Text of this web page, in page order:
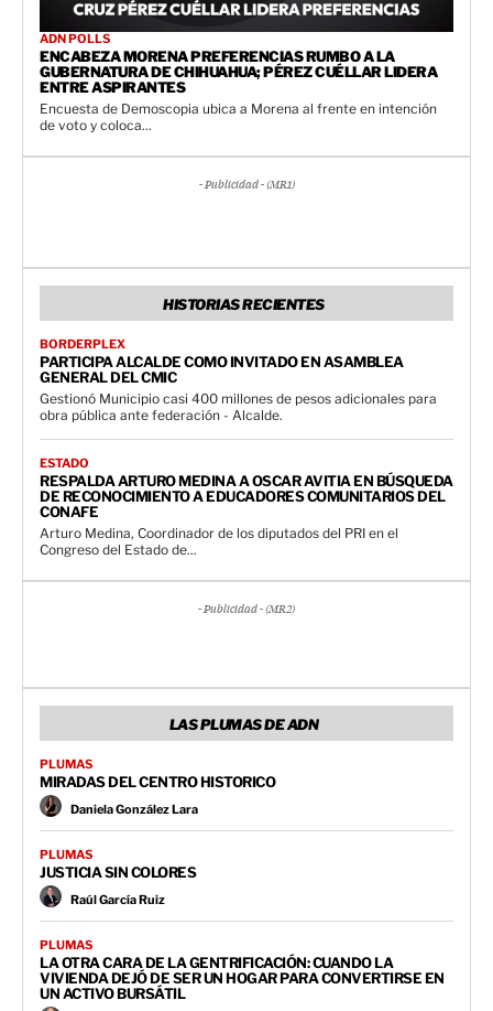
ADN POLLS
ENCABEZA MORENA PREFERENCIAS RUMBO A LA
GUBERNATURA DE CHIHUAHUA; PÉREZ CUÉLLAR LIDERA
ENTRE ASPIRANTES
Encuesta de Demoscopia ubica a Morena al frente en intención
de voto y coloca...
- Publicidad - (MR1)
HISTORIAS RECIENTES
BORDERPLEX
PARTICIPA ALCALDE COMO INVITADO EN ASAMBLEA
GENERAL DEL CMIC
Gestionó Municipio casi 400 millones de pesos adicionales para
obra pública ante federación - Alcalde.
ESTADO
RESPALDA ARTURO MEDINA A OSCAR AVITIA EN BÚSQUEDA
DE RECONOCIMIENTO A EDUCADORES COMUNITARIOS DEL
CONAFE
Arturo Medina, Coordinador de los diputados del PRI en el
Congreso del Estado de...
- Publicidad - (MR2)
LAS PLUMAS DE ADN
PLUMAS
MIRADAS DEL CENTRO HISTORICO
Daniela González Lara
PLUMAS
JUSTICIA SIN COLORES
Raúl García Ruiz
PLUMAS
LA OTRA CARA DE LA GENTRIFICACIÓN: CUANDO LA
VIVIENDA DEJÓ DE SER UN HOGAR PARA CONVERTIRSE EN
UN ACTIVO BURSÁTIL